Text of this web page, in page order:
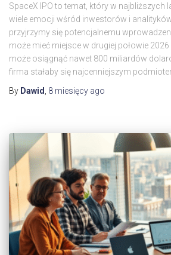
SpaceX IPO to temat, który w najbliższych
wiele emocji wśród inwestorów i
przyjrzymy się potencjalnemu
może mieć miejsce w drugiej połowie
może osiągnąć nawet 800 miliardów
firma stałaby się najcenniejszym
By Dawid 8 miesięcy ago